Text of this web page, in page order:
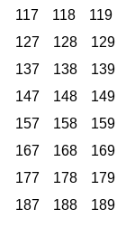
117
118 119
127
128 129
137
138 139
147
148 149
157
158 159
167
168 169
177
178 179
187
188 189